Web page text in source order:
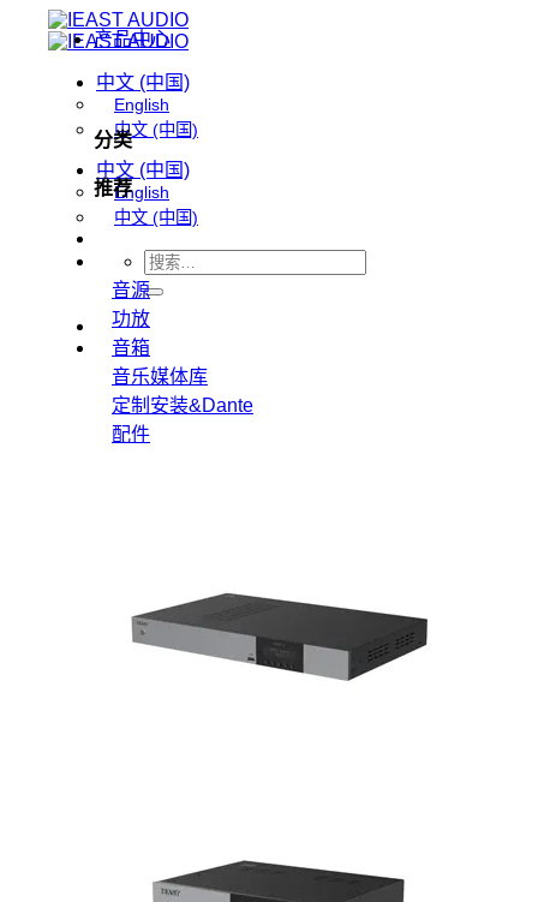
中文 (中国)
English
中文 (中国)
中文 (中国)
English
中文 (中国)
搜
索：
产品中心
分类
推荐
音源
功放
音箱
音乐媒体库
定制安装&Dante
配件